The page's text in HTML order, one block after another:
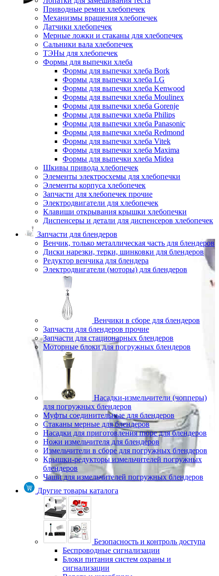
Приводные ремни хлебопечек
Механизмы вращения хлебопечек
Датчики хлебопечек
Мерные ложки и стаканы для хлебопечек
Сальники вала хлебопечек
ТЭНы для хлебопечек
Формы для выпечки хлеба
Формы для выпечки хлеба Bork
Формы для выпечки хлеба LG
Формы для выпечки хлеба Kenwood
Формы для выпечки хлеба Moulinex
Формы для выпечки хлеба Gorenje
Формы для выпечки хлеба Philips
Формы для выпечки хлеба Panasonic
Формы для выпечки хлеба Redmond
Формы для выпечки хлеба Vitek
Формы для выпечки хлеба Maxima
Формы для выпечки хлеба Midea
Шкивы привода хлебопечек
Элементы электросхемы для хлебопечки
Элементы корпуса хлебопечек
Запчасти для хлебопечек прочие
Электродвигатели для хлебопечек
Клавиши открывания крышки хлебопечки
Диспенсеры и детали для диспенсеров хлебопечек
Запчасти для блендеров
Венчик, только металлическая часть для блендеров
Диски нарезки, терки, шинковки для блендеров
Редуктор венчика для блендера
Электродвигатели (моторы) для блендеров
Венчики в сборе для блендеров
Запчасти для блендеров прочие
Запчасти для стационарных блендеров
Моторные блоки для погружных блендеров
Насадки-измельчители (чопперы)
для погружных блендеров
Муфты соединительные для блендеров
Стаканы мерные для блендеров
Насадки для приготовления пюре для блендеров
Ножи измельчителя для блендеров
Измельчители в сборе для погружных блендеров
Крышки-редукторы измельчителей погружных
блендеров
Чаши для измельчителей погружных блендеров
Другие товары каталога
Безопасность и контроль доступа
Беспроводные сигнализации
Блоки питания систем охраны и
сигнализации